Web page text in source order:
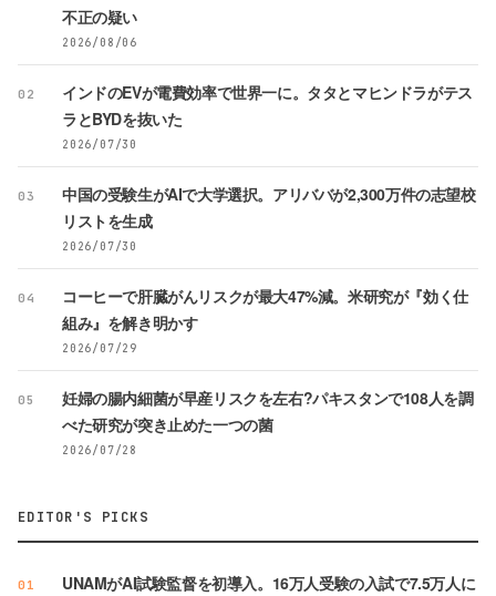
不正の疑い
2026/08/06
02
インドのEVが電費効率で世界一に。タタとマヒンドラがテス
ラとBYDを抜いた
2026/07/30
03
中国の受験生がAIで大学選択。アリババが2,300万件の志望校
リストを生成
2026/07/30
04
コーヒーで肝臓がんリスクが最大47%減。米研究が『効く仕
組み』を解き明かす
2026/07/29
05
妊婦の腸内細菌が早産リスクを左右?パキスタンで108人を調
べた研究が突き止めた一つの菌
2026/07/28
EDITOR'S PICKS
01
UNAMがAI試験監督を初導入。16万人受験の入試で7.5万人に